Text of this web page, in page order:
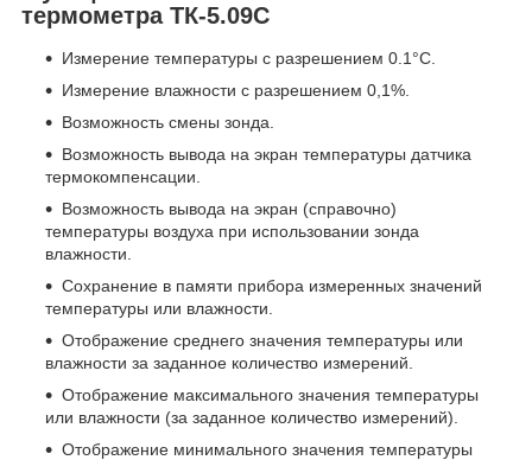
термометра ТК-5.09С
Измерение температуры с разрешением 0.1°С.
Измерение влажности с разрешением 0,1%.
Возможность смены зонда.
Возможность вывода на экран температуры датчика
термокомпенсации.
Возможность вывода на экран (справочно)
температуры воздуха при использовании зонда
влажности.
Сохранение в памяти прибора измеренных значений
температуры или влажности.
Отображение среднего значения температуры или
влажности за заданное количество измерений.
Отображение максимального значения температуры
или влажности (за заданное количество измерений).
Отображение минимального значения температуры